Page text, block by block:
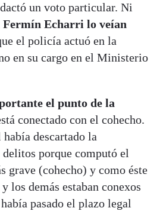
un voto particular. Ni
Echarri lo veían
el policía actuó en la
en su cargo en el Ministerio
el punto de la
conectado con el cohecho.
descartado la
porque computó el
grave (cohecho) y como éste
los demás estaban conexos
pasado el plazo legal